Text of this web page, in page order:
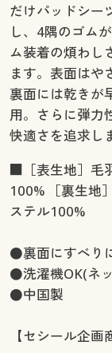
だけパッドシー
し、4隅のゴム
ム装着の煩わし
ます。表面はや
裏面には乾きが
用。さらに弾力
快適さを追求し
■［表生地］毛
100% ［裏生地
ステル100%
●裏面にすべり
●洗濯機OK(ネ
●中国製
【セシール企画